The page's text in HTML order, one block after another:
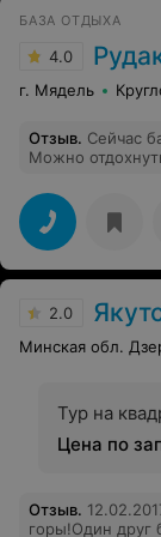
БАЗА ОТДЫХА
4.0
г. Мядель
Отзыв. Сейчас
Можно
2.0
Минская обл.
Тур на
Цена по
Отзыв.
горы!Один друг